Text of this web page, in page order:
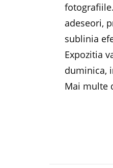
adeseori,
sublinia
Expozitia
duminica,
Mai multe